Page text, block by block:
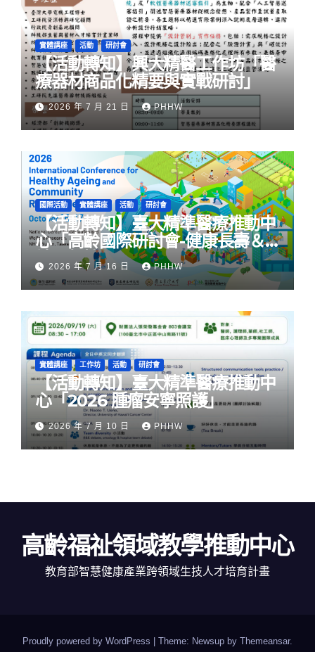
實體講座 活動 研討會
【活動轉知】興大精醫工作坊「醫
療器材商品化精要與實戰研討」
2026 年 7 月 21 日 PHHW
國際活動 實體講座 活動 研討會
【活動轉知】臺大精準醫療推動中
心「高齡國際研討會-健康長壽＆
社區韌性」
2026 年 7 月 16 日 PHHW
實體講座 工作坊 活動 研討會
【活動轉知】臺大精準醫療推動中
心「2026 腫瘤安寧照護」
2026 年 7 月 10 日 PHHW
高齡福祉領域教學推動中心
教育部智慧健康產業跨領域生技人才培育計畫
Proudly powered by WordPress Theme: Newsup by Themeansar.